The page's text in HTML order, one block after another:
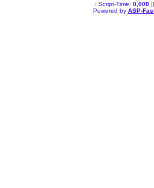
.: Script-Time: 0,000||
Powered by ASP-